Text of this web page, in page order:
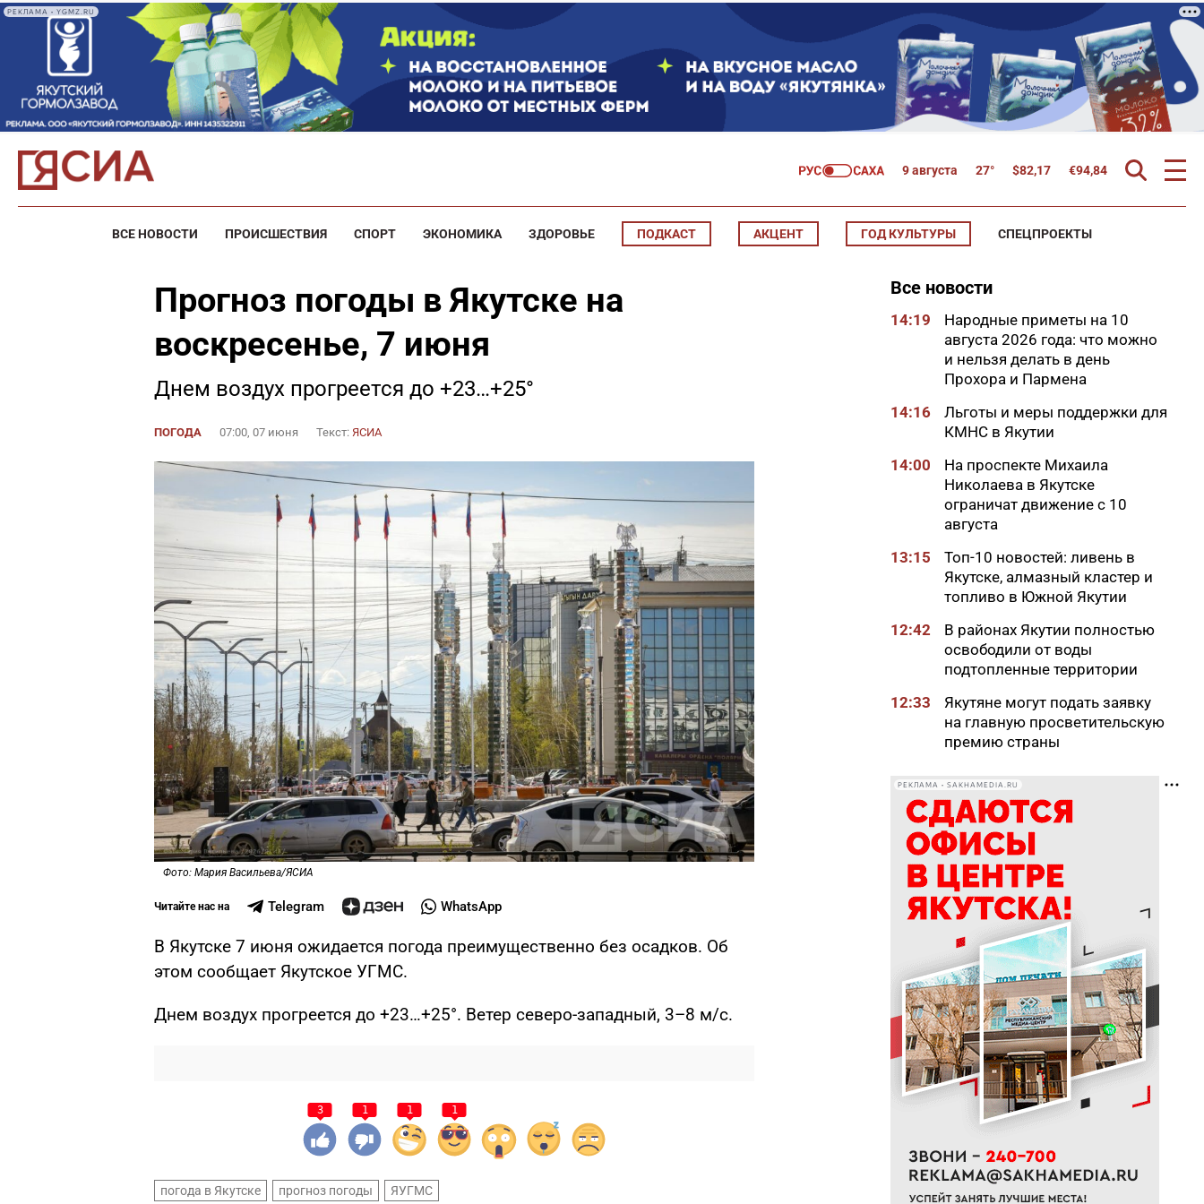
РЕКЛАМА • YGMZ.RU
9 августа 27° $82,17 €94,84
ВСЕ НОВОСТИ ПРОИСШЕСТВИЯ СПОРТ ЭКОНОМИКА ЗДОРОВЬЕ ПОДКАСТ АКЦЕНТ ГОД КУЛЬТУРЫ СПЕЦПРОЕКТЫ
Прогноз погоды в Якутске на
воскресенье, 7 июня
Днем воздух прогреется до +23…+25°
ПОГОДА 07:00, 07 июня Текст: ЯСИА
Фото: Мария Васильева/ЯСИА
Читайте нас на Telegram WhatsApp
В Якутске 7 июня ожидается погода преимущественно без осадков. Об
этом сообщает Якутское УГМС.
Днем воздух прогреется до +23…+25°. Ветер северо-западный, 3–8 м/с.
3 1 1 1
погода в Якутске прогноз погоды ЯУГМС
Все новости
14:19
Народные приметы на 10
августа 2026 года: что можно
и нельзя делать в день
Прохора и Пармена
14:16
Льготы и меры поддержки для
КМНС в Якутии
14:00
На проспекте Михаила
Николаева в Якутске
ограничат движение с 10
августа
13:15
Топ-10 новостей: ливень в
Якутске, алмазный кластер и
топливо в Южной Якутии
12:42
В районах Якутии полностью
освободили от воды
подтопленные территории
12:33
Якутяне могут подать заявку
на главную просветительскую
премию страны
госслужащих в России
12:00
Семечки и аппендицит: что на
самом деле опасно для
кишечника
11:31
Жители Якутии могут посетить
выставку «Петергоф.
Великолепный век»
11:18
В Сунтарском районе
потушили один лесной пожар
11:00
Глава ЖДЯ поздравил
строителей с
профессиональным
праздником
В Якутске у женщины по схеме
тысяч рублей
10:16
Минпросвещения обновило
РЕКЛАМА • SAKHAMEDIA.RU